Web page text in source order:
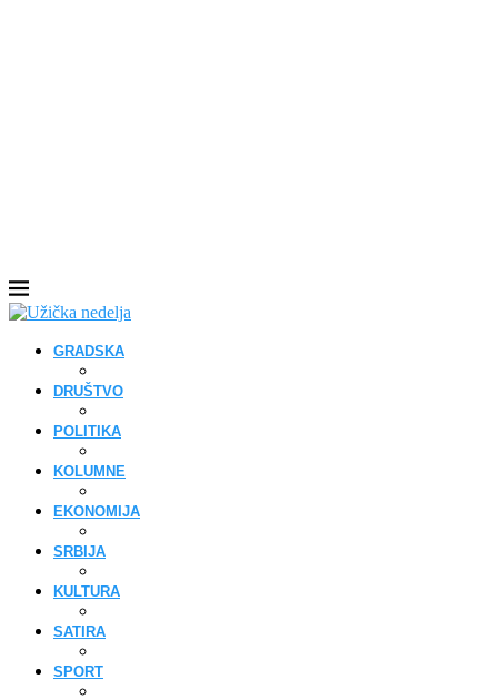
GRADSKA
DRUŠTVO
POLITIKA
KOLUMNE
EKONOMIJA
SRBIJA
KULTURA
SATIRA
SPORT